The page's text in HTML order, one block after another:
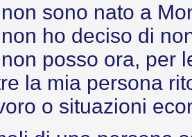
sono nato a
ho deciso di
posso ora, per
la mia persona
o situazioni